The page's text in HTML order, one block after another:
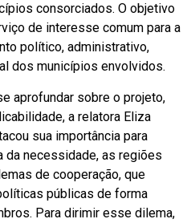
consorciados. O objetivo
de interesse comum para a
político, administrativo,
dos municípios envolvidos.
aprofundar sobre o projeto,
a relatora Eliza
sua importância para
da necessidade, as regiões
de cooperação, que
públicas de forma
Para dirimir esse dilema,